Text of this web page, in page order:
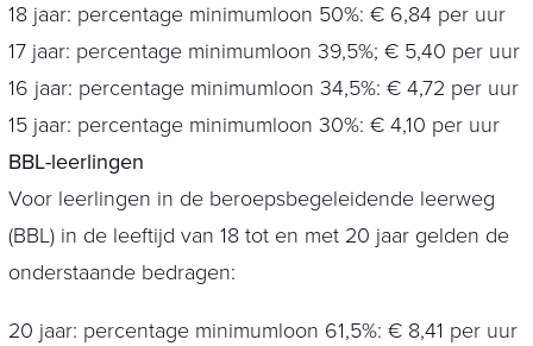
18 jaar: percentage minimumloon 50%: € 6,84 per uur
17 jaar: percentage minimumloon 39,5%; € 5,40 per uur
16 jaar: percentage minimumloon 34,5%: € 4,72 per uur
15 jaar: percentage minimumloon 30%: € 4,10 per uur
BBL-leerlingen
Voor leerlingen in de beroepsbegeleidende leerweg
(BBL) in de leeftijd van 18 tot en met 20 jaar gelden de
onderstaande bedragen:
20 jaar: percentage minimumloon 61,5%: € 8,41 per uur